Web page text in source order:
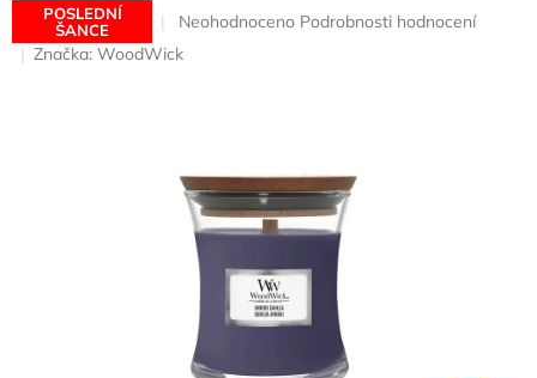
POSLEDNÍ
ŠANCE
Průměrné
hodnocení
produktu
hvězdiček.
Neohodnoceno Podrobnosti hodnocení
Značka: WoodWick